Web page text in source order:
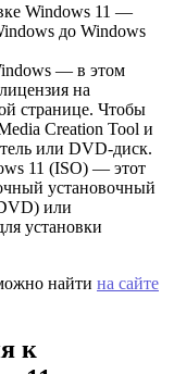
Windows 11 —
до Windows
— в этом
на
странице. Чтобы
Creation Tool и
или DVD-диск.
11 (ISO) — этот
установочный
или
установки
найти на сайте
к